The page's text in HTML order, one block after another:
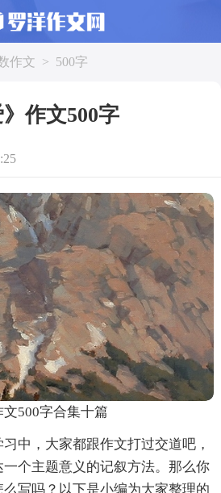
作文 > 500字
》作文500字
文500字合集十篇
中，大家都跟作文打过交道吧，
个主题意义的记叙方法。那么你
写吗？以下是小编为大家整理的